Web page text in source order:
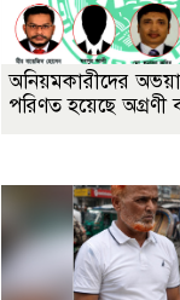
অনিয়মকারীদের
পরিণত হয়েছে অগ্রণী